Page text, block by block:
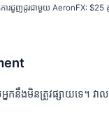
ការជួញដូរជាមួយ AeronFX: $25 គ្
ក​នឹង​មិន​ត្រូវ​ផ្សាយ​ទេ។ វា